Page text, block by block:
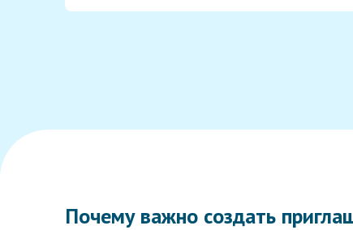
Почему важно создать